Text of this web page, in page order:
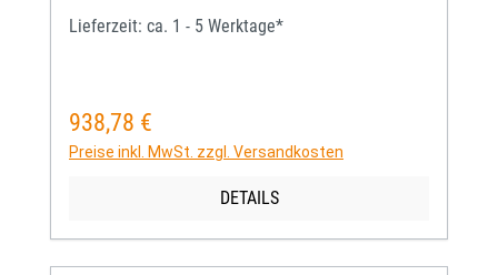
Lieferzeit: ca. 1 - 5 Werktage*
Regulärer Preis:
938,78 €
Preise inkl. MwSt. zzgl. Versandkosten
DETAILS